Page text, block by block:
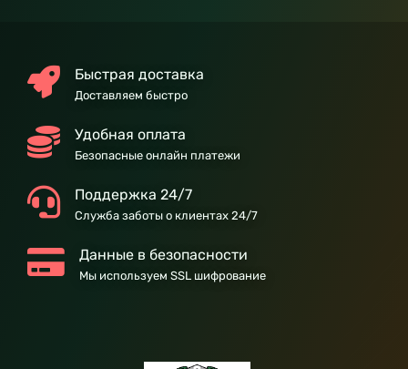
Быстрая доставка
Доставляем быстро
Удобная оплата
Безопасные онлайн платежи
Поддержка 24/7
Служба заботы о клиентах 24/7
Данные в безопасности
Мы используем SSL шифрование